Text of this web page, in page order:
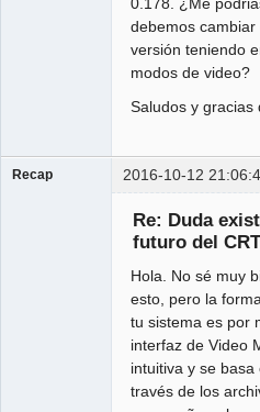
debemos
versión teniendo
modos de video?
Saludos y gracias
Recap 2016-10-12
Re: Duda
futuro del
Hola. No sé muy
esto, pero la
tu sistema es por
interfaz de Video
intuitiva y se
través de los